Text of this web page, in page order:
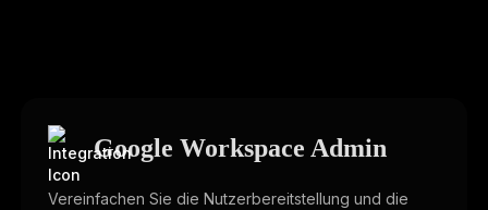
Google Workspace Admin
Vereinfachen Sie die Nutzerbereitstellung und die